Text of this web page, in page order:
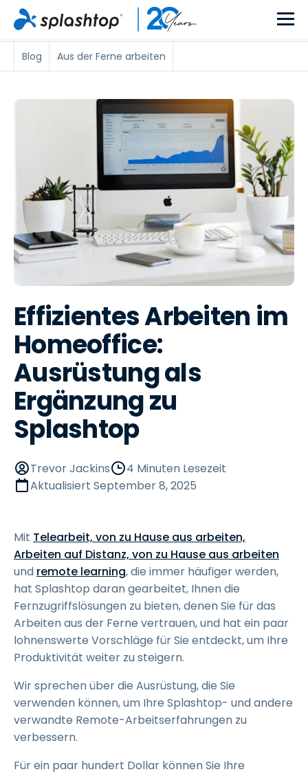
Blog Aus der Ferne arbeiten
Effizientes Arbeiten im
Homeoffice:
Ausrüstung als
Ergänzung zu
Splashtop
Trevor Jackins
4 Minuten Lesezeit
Aktualisiert September 8, 2025
Mit Telearbeit, von zu Hause aus arbeiten,
Arbeiten auf Distanz, von zu Hause aus arbeiten
und remote learning, die immer häufiger werden,
hat Splashtop daran gearbeitet, Ihnen die
Fernzugriffslösungen zu bieten, denen Sie für das
Arbeiten aus der Ferne vertrauen, und hat ein paar
lohnenswerte Vorschläge für Sie entdeckt, um Ihre
Produktivität weiter zu steigern.
Wir sprechen über die Ausrüstung, die Sie
verwenden können, um Ihre Splashtop- und andere
verwandte Remote-Arbeitserfahrungen zu
verbessern.
Für ein paar hundert Dollar können Sie Ihre